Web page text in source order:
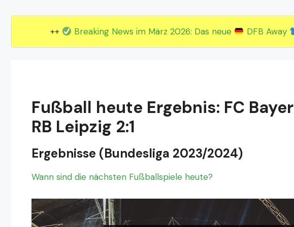
++ Breaking News im März 2026: Das neue DFB Away
Fußball heute Ergebnis: FC
RB Leipzig 2:1
Ergebnisse (Bundesliga 2023/2024)
Wann sind die nächsten Fußballspiele heute?